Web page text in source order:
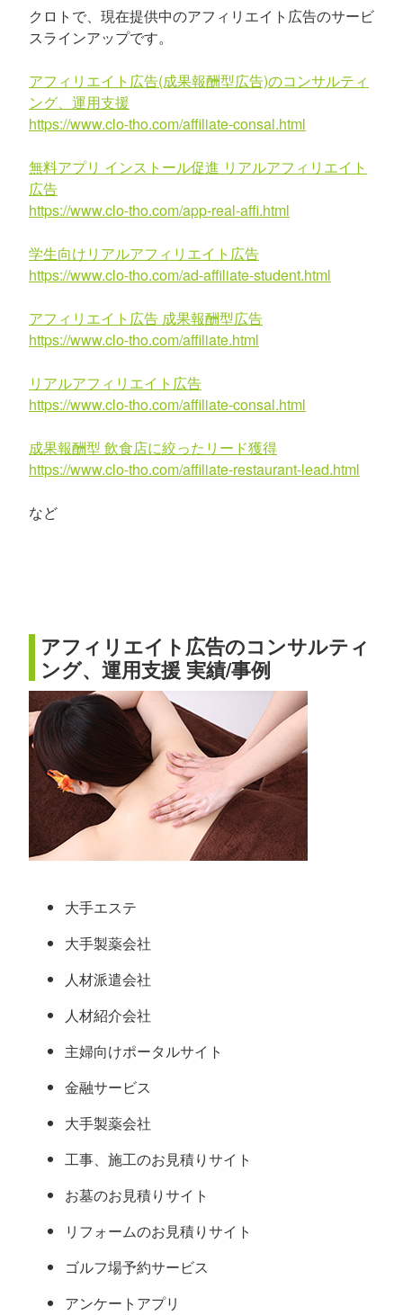
クロトで、現在提供中のアフィリエイト広告のサービ
スラインアップです。
アフィリエイト広告(成果報酬型広告)のコンサルティ
ング、運用支援
https://www.clo-tho.com/affiliate-consal.html
無料アプリ インストール促進 リアルアフィリエイト
広告
https://www.clo-tho.com/app-real-affi.html
学生向けリアルアフィリエイト広告
https://www.clo-tho.com/ad-affiliate-student.html
アフィリエイト広告 成果報酬型広告
https://www.clo-tho.com/affiliate.html
リアルアフィリエイト広告
https://www.clo-tho.com/affiliate-consal.html
成果報酬型 飲食店に絞ったリード獲得
https://www.clo-tho.com/affiliate-restaurant-lead.html
など
アフィリエイト広告のコンサルティ
ング、運用支援 実績/事例
大手エステ
大手製薬会社
人材派遣会社
人材紹介会社
主婦向けポータルサイト
金融サービス
大手製薬会社
工事、施工のお見積りサイト
お墓のお見積りサイト
リフォームのお見積りサイト
ゴルフ場予約サービス
アンケートアプリ